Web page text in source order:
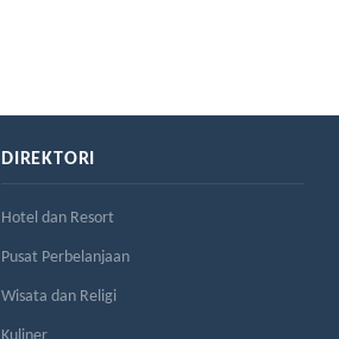
DIREKTORI
Hotel dan Resort
Pusat Perbelanjaan
Wisata dan Religi